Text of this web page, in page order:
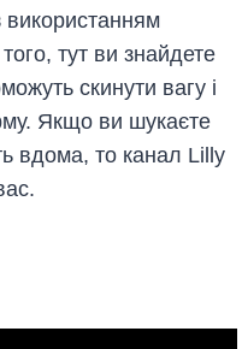
використанням
тут ви знайдете
скинути вагу і
Якщо ви шукаєте
вдома, то канал Lilly